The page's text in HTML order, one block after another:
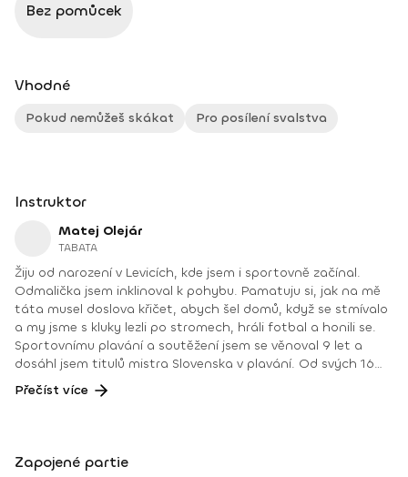
Bez pomůcek
Vhodné
Pokud nemůžeš skákat Pro posílení svalstva
Instruktor
Matej Olejár
TABATA
Žiju od narození v Levicích, kde jsem i sportovně začínal.
Odmalička jsem inklinoval k pohybu. Pamatuju si, jak na mě
táta musel doslova křičet, abych šel domů, když se stmívalo
a my jsme s kluky lezli po stromech, hráli fotbal a honili se.
Sportovnímu plavání a soutěžení jsem se věnoval 9 let a
dosáhl jsem titulů mistra Slovenska v plavání. Od svých 16
let jsem věděl, že mojí vysněnou prací jednou bude činnost,
které se už pár let věnuji, osobní trenér ve fitness centru.
podporou přímo na tréningu a když je třeba, i mimo něj. Rád
cestuji, sportuji, vařím, trávím čas v přírodě a věnuji se
Přečíst více
Zapojené partie